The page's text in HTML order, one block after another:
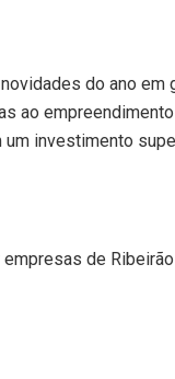
do ano
ao
investimento
de